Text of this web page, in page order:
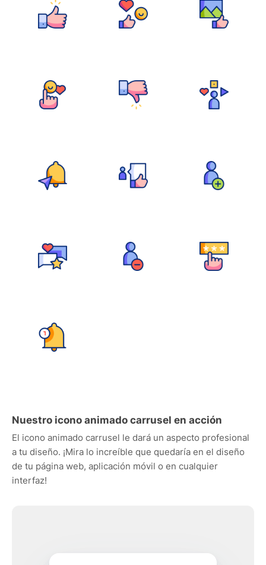
Nuestro icono animado carrusel en acción
El icono animado carrusel le dará un aspecto profesional
a tu diseño. ¡Mira lo increíble que quedaría en el diseño
de tu página web, aplicación móvil o en cualquier
interfaz!